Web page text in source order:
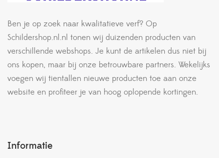
Ben je op zoek naar kwalitatieve verf? Op
Schildershop.nl.nl tonen wij duizenden producten van
verschillende webshops. Je kunt de artikelen dus niet bij
ons kopen, maar bij onze betrouwbare partners. Wekelijks
voegen wij tientallen nieuwe producten toe aan onze
website en profiteer je van hoog oplopende kortingen.
Informatie